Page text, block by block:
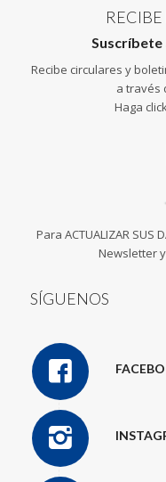
Recibe circulares y
a través
Haga
Para ACTUALIZAR
Newsletter
SÍGUENOS